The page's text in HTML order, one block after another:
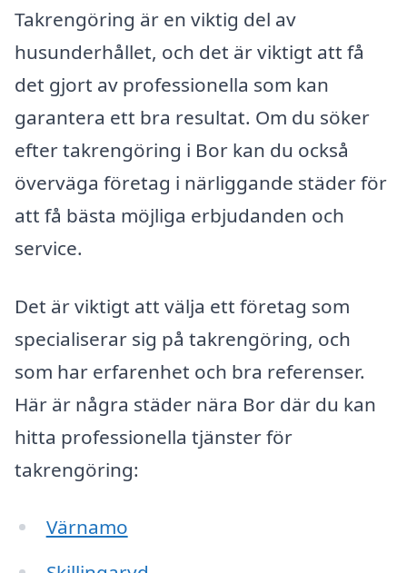
Takrengöring är en viktig del av
husunderhållet, och det är viktigt att få
det gjort av professionella som kan
garantera ett bra resultat. Om du söker
efter takrengöring i Bor kan du också
överväga företag i närliggande städer för
att få bästa möjliga erbjudanden och
service.
Det är viktigt att välja ett företag som
specialiserar sig på takrengöring, och
som har erfarenhet och bra referenser.
Här är några städer nära Bor där du kan
hitta professionella tjänster för
takrengöring:
Värnamo